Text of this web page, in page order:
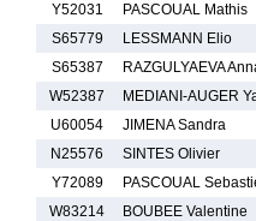
Y52031
PASCOUAL Mathis
S65779
LESSMANN Elio
S65387
RAZGULYAEVA
W52387
MEDIANI-AUGER
U60054
JIMENA Sandra
N25576
SINTES Olivier
Y72089
PASCOUAL
W83214
BOUBEE Valentine